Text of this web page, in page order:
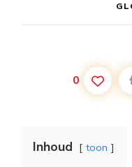
0
Inhoud toon